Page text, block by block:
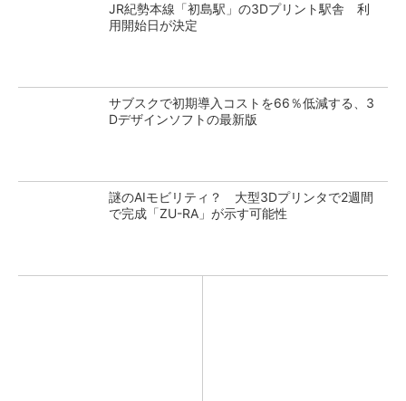
JR紀勢本線「初島駅」の3Dプリント駅舎 利
用開始日が決定
サブスクで初期導入コストを66％低減する、3
Dデザインソフトの最新版
謎のAIモビリティ？ 大型3Dプリンタで2週間
で完成「ZU-RA」が示す可能性